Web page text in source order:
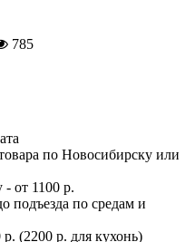
785
по Новосибирску или
от 1100 р.
подъезда по средам и
(2200 р. для кухонь)